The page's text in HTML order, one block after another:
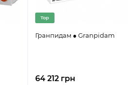
Top
Гранпидам ● Granpidam
64 212 грн